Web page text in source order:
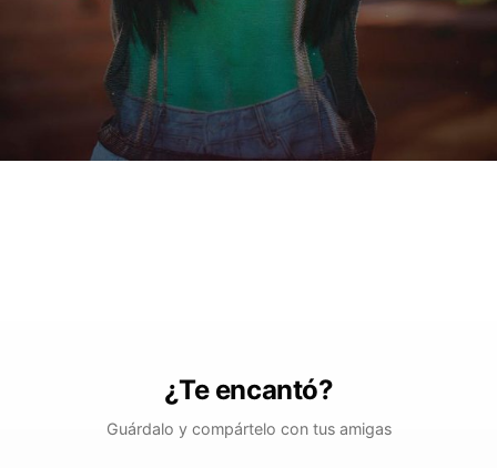
¿Te encantó?
Guárdalo y compártelo con tus amigas